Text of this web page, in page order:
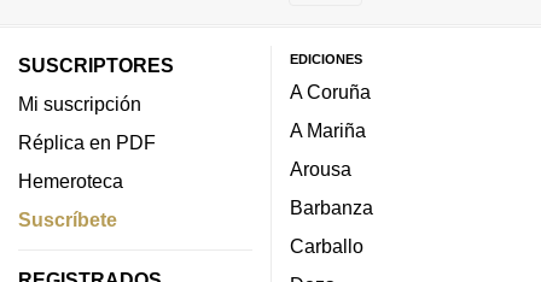
SUSCRIPTORES
Mi suscripción
Réplica en PDF
Hemeroteca
Suscríbete
EDICIONES
A Coruña
A Mariña
Arousa
Barbanza
Carballo